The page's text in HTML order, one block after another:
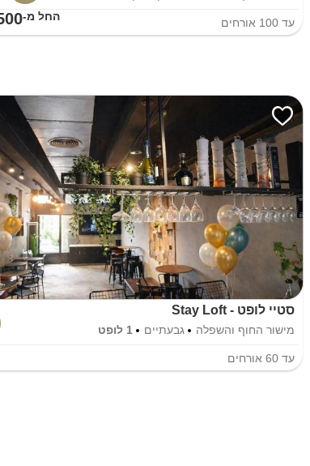
עד 100 אורחים החל מ-₪
סטיי לופט - Stay Loft
מישור החוף והשפלה גבעתיים 1 לופט
עד 60אורחים